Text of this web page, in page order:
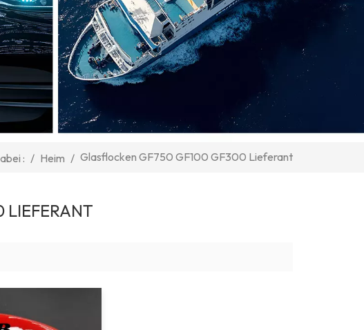
: / Heim / Glasflocken GF750 GF100 GF300 Lieferant
LIEFERANT